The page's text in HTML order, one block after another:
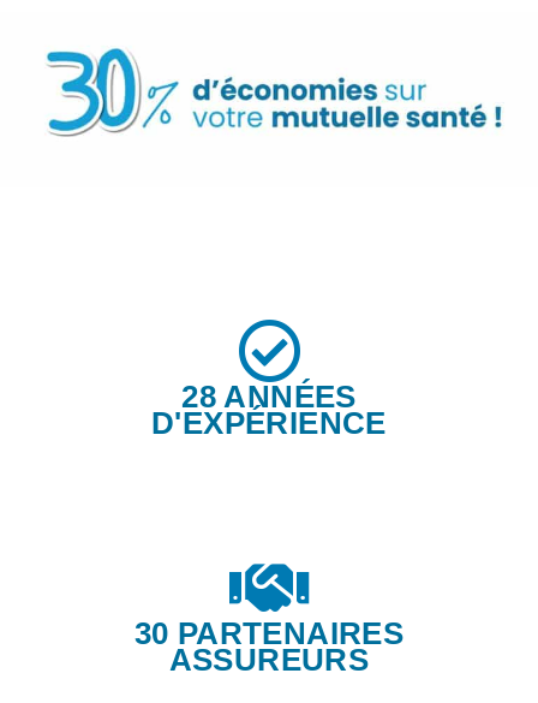
28 ANNÉES
D'EXPÉRIENCE
30 PARTENAIRES
ASSUREURS